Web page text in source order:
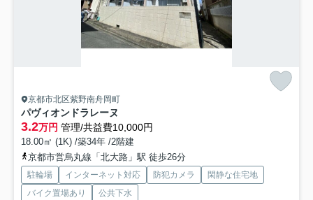
京都市北区紫野南舟岡町
パヴィオンドラレーヌ
3.2万円 管理/共益費10,000円
18.00㎡ (1K) /築34年 /2階建
京都市営烏丸線「北大路」駅 徒歩26分
駐輪場 インターネット対応 防犯カメラ
閑静な住宅地
バイク置場あり
公共下水